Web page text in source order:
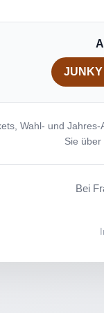
JUNKY
Wahl- und
Sie
Bei